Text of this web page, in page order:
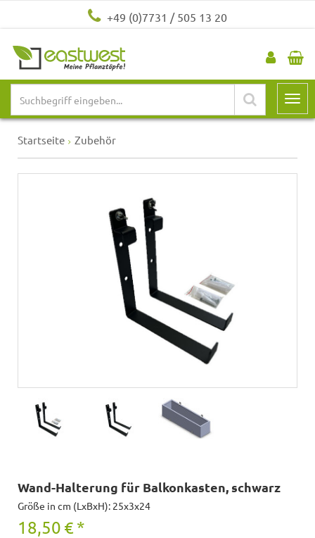
+49 (0)7731 / 505 13 20
Startseite Zubehör
Wand-Halterung für Balkonkasten, schwarz
Größe in cm (LxBxH): 25x3x24
18,50 € *